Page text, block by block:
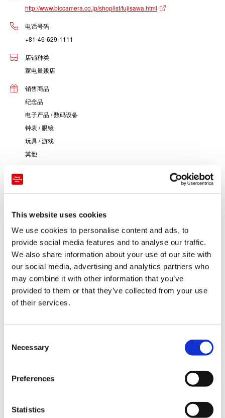
This website uses cookies
We use cookies to personalise content and ads, to
provide social media features and to analyse our traffic.
We also share information about your use of our site with
our social media, advertising and analytics partners who
may combine it with other information that you’ve
provided to them or that they’ve collected from your use
of their services.
Necessary
Preferences
Statistics
http://www.biccamera.co.jp/shoplist/fujisawa.html
电话号码
+81-46-629-1111
店铺种类
家电量贩店
销售商品
纪念品
电子产品 / 数码设备
钟表 / 眼镜
玩具 / 游戏
其他
结算
信用卡